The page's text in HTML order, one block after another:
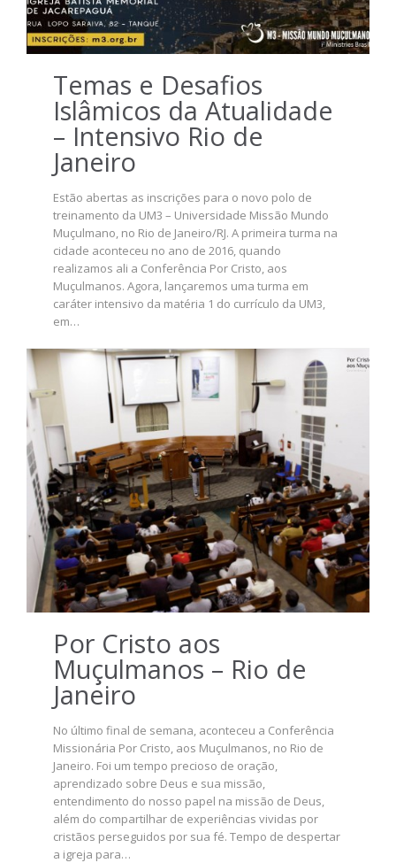
Temas e Desafios
Islâmicos da Atualidade
– Intensivo Rio de
Janeiro
Estão abertas as inscrições para o novo polo de
treinamento da UM3 – Universidade Missão Mundo
Muçulmano, no Rio de Janeiro/RJ. A primeira turma na
cidade aconteceu no ano de 2016, quando
realizamos ali a Conferência Por Cristo, aos
Muçulmanos. Agora, lançaremos uma turma em
caráter intensivo da matéria 1 do currículo da UM3,
em…
Por Cristo aos
Muçulmanos – Rio de
Janeiro
No último final de semana, aconteceu a Conferência
Missionária Por Cristo, aos Muçulmanos, no Rio de
Janeiro. Foi um tempo precioso de oração,
aprendizado sobre Deus e sua missão,
entendimento do nosso papel na missão de Deus,
além do compartilhar de experiências vividas por
cristãos perseguidos por sua fé. Tempo de despertar
a igreja para…